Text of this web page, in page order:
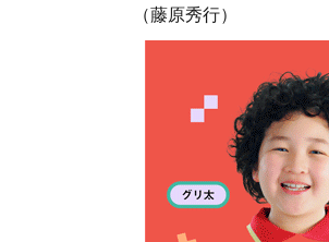
（藤原秀行）